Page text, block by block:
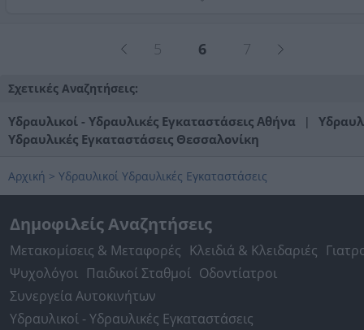
5 6 7
Σχετικές Αναζητήσεις:
Υδραυλικοί - Υδραυλικές Εγκαταστάσεις Αθήνα |
Υδραυλικές Εγκαταστάσεις Θεσσαλονίκη
Αρχική > Υδραυλικοί Υδραυλικές Εγκαταστάσεις
Δημοφιλείς Αναζητήσεις
Μετακομίσεις & Μεταφορές Κλειδιά & Κλειδαριές
Ψυχολόγοι Παιδικοί Σταθμοί Οδοντίατροι
Συνεργεία Αυτοκινήτων
Υδραυλικοί - Υδραυλικές Εγκαταστάσεις